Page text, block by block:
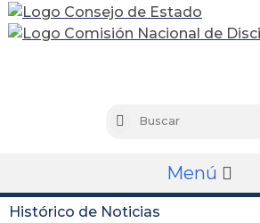
Buscar
Menú
Histórico de Noticias